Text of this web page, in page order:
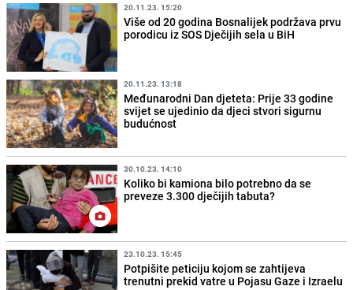
20.11.23. 15:20
Više od 20 godina Bosnalijek podržava prvu
porodicu iz SOS Dječijih sela u BiH
20.11.23. 13:18
Međunarodni Dan djeteta: Prije 33 godine
svijet se ujedinio da djeci stvori sigurnu
budućnost
30.10.23. 14:10
Koliko bi kamiona bilo potrebno da se
preveze 3.300 dječijih tabuta?
23.10.23. 15:45
Potpišite peticiju kojom se zahtijeva
trenutni prekid vatre u Pojasu Gaze i Izraelu